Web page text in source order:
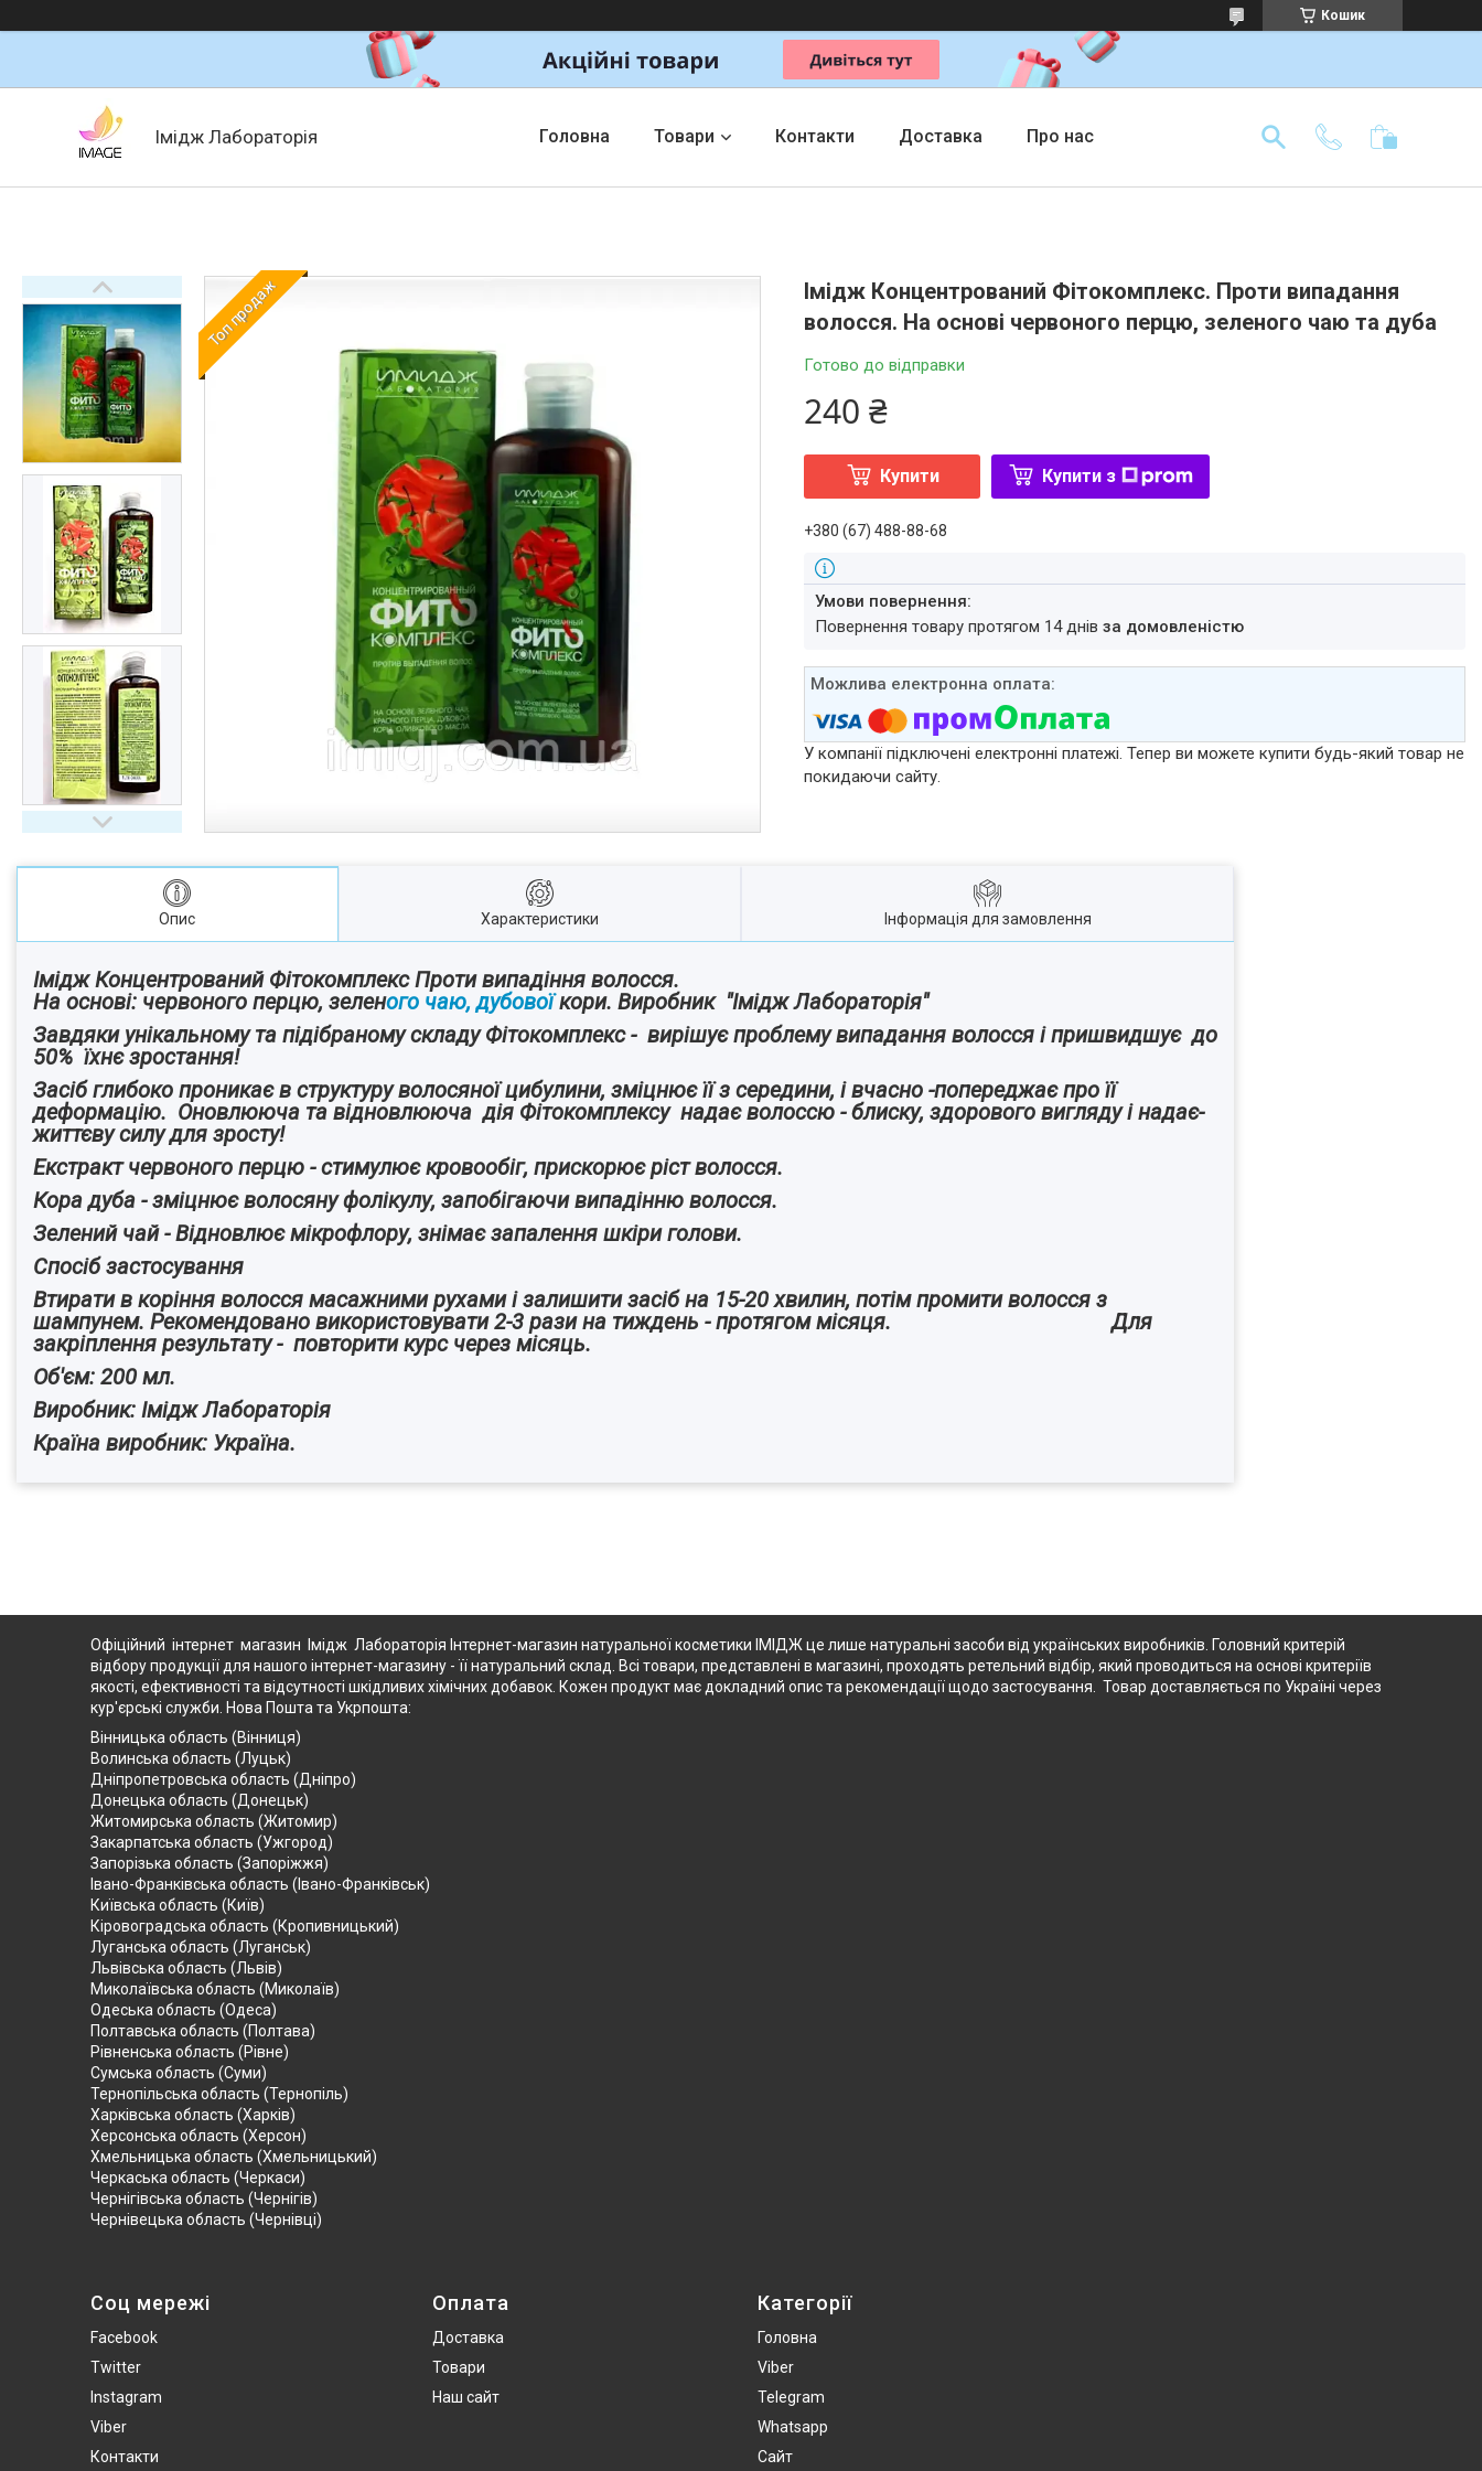
Кошик
Імідж Лабораторія Головна Товари Контакти Доставка Про нас
Топ продаж
Імідж Концентрований Фітокомплекс. Проти випадання
волосся. На основі червоного перцю, зеленого чаю та дуба
Готово до відправки
240 ₴
Купити Купити з
+380 (67) 488-88-68
повернення товару протягом 14 днівза домовленістю
У компанії підключені електронні платежі. Тепер ви можете купити будь-який товар не
покидаючи сайту.
Опис Характеристики Інформація для замовлення
Імідж Концентрований Фітокомплекс Проти випадіння волосся.
На основі: червоного перцю, зеленого чаю, дубовоїкори. Виробник "Імідж Лабораторія"
Завдяки унікальному та підібраному складу Фітокомплекс - вирішує проблему випадання волосся і пришвидшує до
50% їхнє зростання!
Засіб глибоко проникає в структуру волосяної цибулини, зміцнює її з середини, і вчасно -попереджає про її
деформацію. Оновлююча та відновлююча дія Фітокомплексу надає волоссю - блиску, здорового вигляду і надає-
життєву силу для зросту!
Екстракт червоного перцю - стимулює кровообіг, прискорює ріст волосся.
Кора дуба - зміцнює волосяну фолікулу, запобігаючи випадінню волосся.
Зелений чай - Відновлює мікрофлору, знімає запалення шкіри голови.
Спосіб застосування
Втирати в коріння волосся масажними рухами і залишити засіб на 15-20 хвилин, потім промити волосся з
шампунем. Рекомендовано використовувати 2-3 рази на тиждень - протягом місяця. Для
закріплення результату - повторити курс через місяць.
Об'єм: 200 мл.
Виробник: Імідж Лабораторія
Країна виробник: Україна.
Офіційний інтернет магазин Імідж Лабораторія Інтернет-магазин натуральної косметики ІМІДЖ це лише натуральні засоби від українських виробників. Головний критерій
відбору продукції для нашого інтернет-магазину - її натуральний склад. Всі товари, представлені в магазині, проходять ретельний відбір, який проводиться на основі критеріїв
якості, ефективності та відсутності шкідливих хімічних добавок. Кожен продукт має докладний опис та рекомендації щодо застосування. Товар доставляється по Україні через
кур'єрські служби. Нова Пошта та Укрпошта:
Вінницька область (Вінниця)
Волинська область (Луцьк)
Дніпропетровська область (Дніпро)
Донецька область (Донецьк)
Житомирська область (Житомир)
Закарпатська область (Ужгород)
Запорізька область (Запоріжжя)
Івано-Франківська область (Івано-Франківськ)
Київська область (Київ)
Кіровоградська область (Кропивницький)
Луганська область (Луганськ)
Львівська область (Львів)
Миколаївська область (Миколаїв)
Одеська область (Одеса)
Полтавська область (Полтава)
Рівненська область (Рівне)
Сумська область (Суми)
Тернопільська область (Тернопіль)
Харківська область (Харків)
Херсонська область (Херсон)
Хмельницька область (Хмельницький)
Черкаська область (Черкаси)
Чернігівська область (Чернігів)
Чернівецька область (Чернівці)
Соц мережі
Facebook
Twitter
Instagram
Viber
Контакти
Оплата
Доставка
Товари
Наш сайт
Категорії
Головна
Viber
Telegram
Whatsapp
Сайт